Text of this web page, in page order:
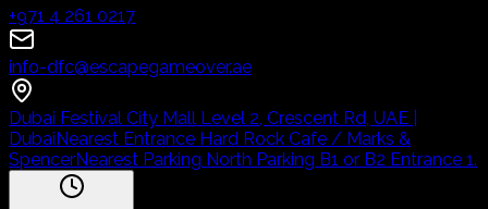
+971 4 261 0217
info-dfc@escapegameover.ae
Dubai Festival City Mall Level 2, Crescent Rd, UAE |
DubaiNearest Entrance Hard Rock Cafe / Marks &
SpencerNearest Parking North Parking B1 or B2 Entrance 1.